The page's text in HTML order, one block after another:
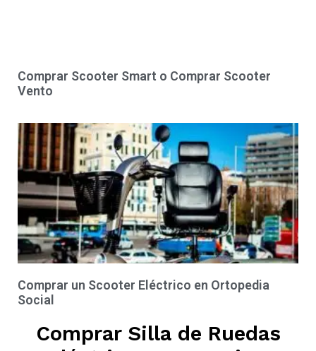
Comprar Scooter Smart o Comprar Scooter
Vento
Comprar un Scooter Eléctrico en Ortopedia
Social
Comprar Silla de Ruedas